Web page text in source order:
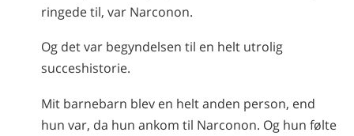
ringede til, var Narconon.
Og det var begyndelsen til en helt utrolig
succeshistorie.
Mit barnebarn blev en helt anden person, end
hun var, da hun ankom til Narconon. Og hun følte